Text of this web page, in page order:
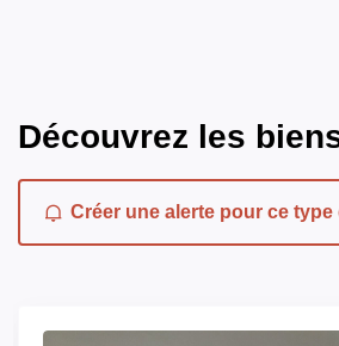
Découvrez les
Créer une alerte pour ce type